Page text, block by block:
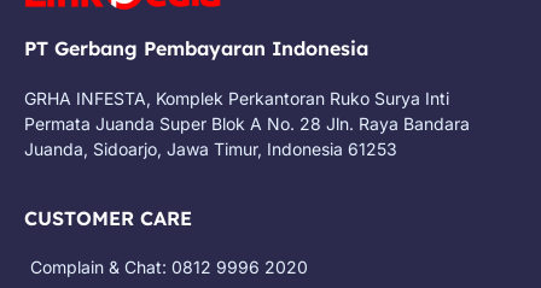
PT Gerbang Pembayaran Indonesia
GRHA INFESTA, Komplek Perkantoran Ruko Surya Inti
Permata Juanda Super Blok A No. 28 Jln. Raya Bandara
Juanda, Sidoarjo, Jawa Timur, Indonesia 61253
CUSTOMER CARE
Complain & Chat: 0812 9996 2020